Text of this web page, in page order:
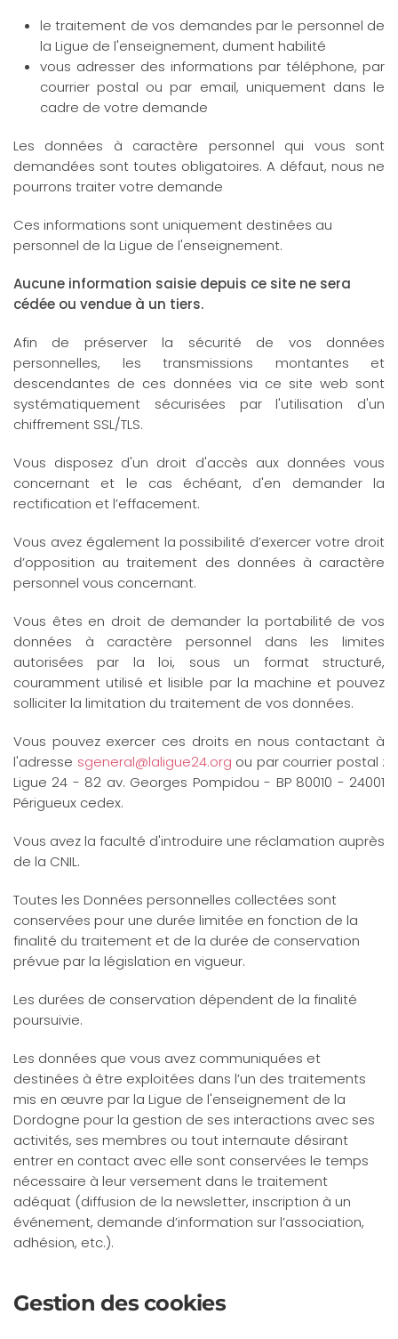
le traitement de vos demandes par le personnel de
la Ligue de l'enseignement, dument habilité
vous adresser des informations par téléphone, par
courrier postal ou par email, uniquement dans le
cadre de votre demande
Les données à caractère personnel qui vous sont
demandées sont toutes obligatoires. A défaut, nous ne
pourrons traiter votre demande
Ces informations sont uniquement destinées au
personnel de la Ligue de l'enseignement.
Aucune information saisie depuis ce site ne sera
cédée ou vendue à un tiers.
Afin de préserver la sécurité de vos données
personnelles, les transmissions montantes et
descendantes de ces données via ce site web sont
systématiquement sécurisées par l'utilisation d'un
chiffrement SSL/TLS.
Vous disposez d'un droit d'accès aux données vous
concernant et le cas échéant, d'en demander la
rectification et l’effacement.
Vous avez également la possibilité d’exercer votre droit
d’opposition au traitement des données à caractère
personnel vous concernant.
Vous êtes en droit de demander la portabilité de vos
données à caractère personnel dans les limites
autorisées par la loi, sous un format structuré,
couramment utilisé et lisible par la machine et pouvez
solliciter la limitation du traitement de vos données.
Vous pouvez exercer ces droits en nous contactant à
l'adresse sgeneral@laligue24.org ou par courrier postal :
Ligue 24 - 82 av. Georges Pompidou - BP 80010 - 24001
Périgueux cedex.
Vous avez la faculté d'introduire une réclamation auprès
de la CNIL.
Toutes les Données personnelles collectées sont
conservées pour une durée limitée en fonction de la
finalité du traitement et de la durée de conservation
prévue par la législation en vigueur.
Les durées de conservation dépendent de la finalité
poursuivie.
Les données que vous avez communiquées et
destinées à être exploitées dans l’un des traitements
mis en œuvre par la Ligue de l'enseignement de la
Dordogne pour la gestion de ses interactions avec ses
activités, ses membres ou tout internaute désirant
entrer en contact avec elle sont conservées le temps
nécessaire à leur versement dans le traitement
adéquat (diffusion de la newsletter, inscription à un
événement, demande d’information sur l’association,
adhésion, etc.).
Gestion des cookies